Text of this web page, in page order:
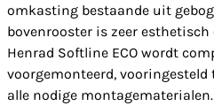
omkasting bestaande uit
bovenrooster is zeer
Henrad Softline ECO wordt
voorgemonteerd,
alle nodige montagematerialen.